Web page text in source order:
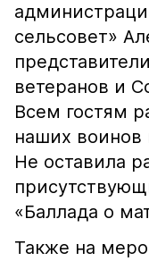
сельсовет»
ветеранов и
Всем гостям
наших воинов
Не оставила
«Баллада о
Также на